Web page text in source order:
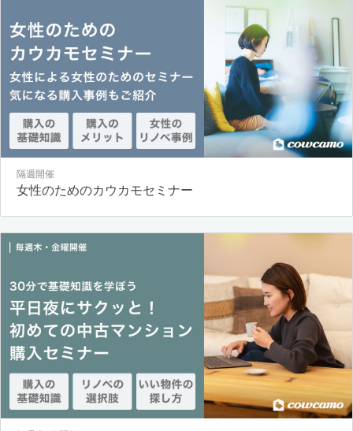
隔週開催
女性のためのカウカモセミナー